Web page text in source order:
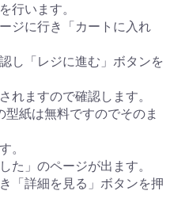
行います。
ジに行き「カートに入れ
し「レジに進む」ボタンを
ますので確認します。
紙は無料ですのでそのま
。
」のページが出ます。
「詳細を見る」ボタンを押